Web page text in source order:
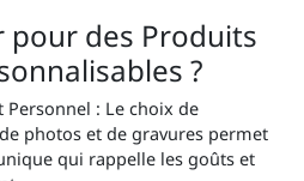
des Produits
?
: Le choix de
photos et de gravures permet
qui rappelle les goûts et